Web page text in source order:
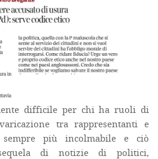
difficile per chi ha ruoli di
tra rappresentanti e
sempre più incolmabile e ciò
di notizie di politici,